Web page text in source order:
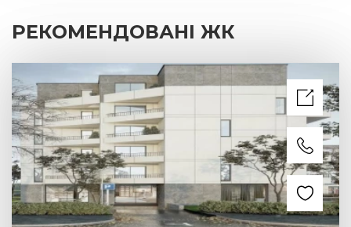
РЕКОМЕНДОВАНІ ЖК